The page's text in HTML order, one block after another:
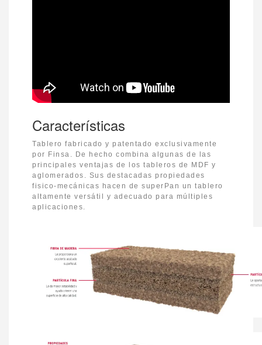
Características
Tablero fabricado y patentado exclusivamente
por Finsa. De hecho combina algunas de las
principales ventajas de los tableros de MDF y
aglomerados. Sus destacadas propiedades
fisico-mecánicas hacen de superPan un tablero
altamente versátil y adecuado para múltiples
aplicaciones.